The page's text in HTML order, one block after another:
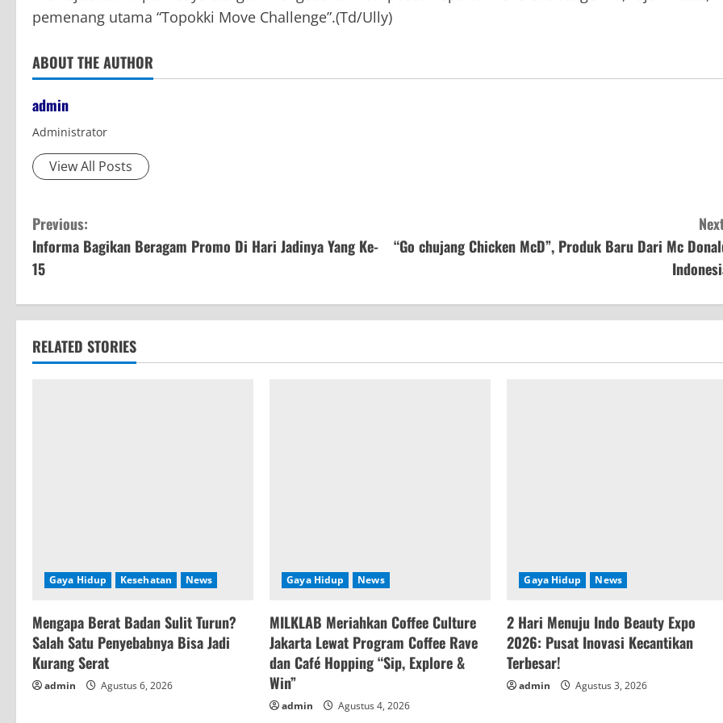
pemenang utama “Topokki Move Challenge”.(Td/Ully)
ABOUT THE AUTHOR
admin
Administrator
View All Posts
C
o
n
t
i
i
n
g
Previous:
Informa Bagikan Beragam Promo Di Hari Jadinya Yang Ke-
15
“Go chujang Chicken McD”, Produk Baru Dari Mc
RELATED STORIES
Gaya Hidup Kesehatan News
Mengapa Berat Badan Sulit Turun?
Salah Satu Penyebabnya Bisa Jadi
Kurang Serat
admin Agustus 6, 2026
Gaya Hidup News
MILKLAB Meriahkan Coffee Culture
Jakarta Lewat Program Coffee Rave
dan Café Hopping “Sip, Explore &
Win”
admin Agustus 4, 2026
Gaya Hidup News
2 Hari Menuju Indo Beauty Expo
2026: Pusat Inovasi Kecantikan
Terbesar!
admin Agustus 3, 2026